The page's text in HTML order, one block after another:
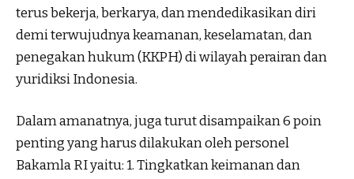
terus bekerja, berkarya, dan mendedikasikan diri
demi terwujudnya keamanan, keselamatan, dan
penegakan hukum (KKPH) di wilayah perairan dan
yuridiksi Indonesia.
Dalam amanatnya, juga turut disampaikan 6 poin
penting yang harus dilakukan oleh personel
Bakamla RI yaitu: 1. Tingkatkan keimanan dan